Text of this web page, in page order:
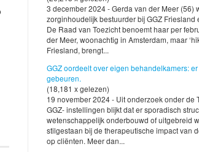
3 december 2024 - Gerda van der Meer (56)
zorginhoudelijk bestuurder bij GGZ Friesland
De Raad van Toezicht benoemt haar per
der Meer, woonachtig in Amsterdam, maar
Friesland, brengt...
GGZ oordeelt over eigen behandelkamers:
gebeuren.
(18,181 x gelezen)
19 november 2024 - Uit onderzoek onder de
GGZ- instellingen blijkt dat er sporadisch
wetenschappelijk onderbouwd of uitgebreid
stilgestaan bij de therapeutische impact van
op cliënten. Meer dan...